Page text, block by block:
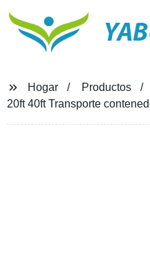
Hogar
Productos
20ft 40ft Transporte